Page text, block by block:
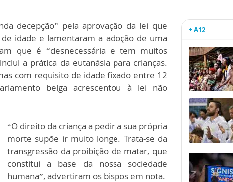
decepção” pela aprovação da lei que
idade e lamentaram a adoção de uma
que é “desnecessária e tem muitos
a prática da eutanásia para crianças.
com requisito de idade fixado entre 12
belga acrescentou à lei não
“O direito da criança a pedir a sua própria
morte supõe ir muito longe. Trata-se da
transgressão da proibição de matar, que
constitui a base da nossa sociedade
humana”, advertiram os bispos em nota.
+ A12